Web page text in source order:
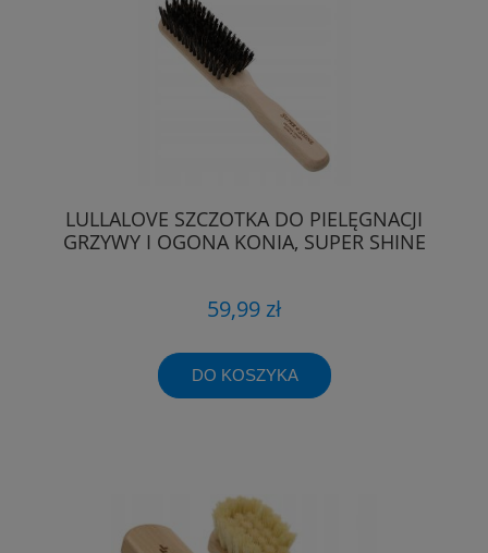
LULLALOVE SZCZOTKA DO PIELĘGNACJI
GRZYWY I OGONA KONIA, SUPER SHINE
59,99 zł
DO KOSZYKA